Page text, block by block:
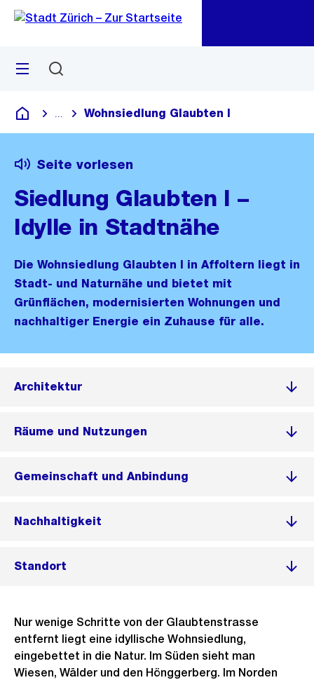
Navigation
Sprunglink
Menü
Deutsch
Blende alle Breadcrumbs ein
Wohnsiedlung Glaubten I
Seite vorlesen
Siedlung Glaubten I –
Idylle in Stadtnähe
Die Wohnsiedlung Glaubten I in Affoltern liegt in
Stadt- und Naturnähe und bietet mit
Grünflächen, modernisierten Wohnungen und
nachhaltiger Energie ein Zuhause für alle.
Architektur
Räume und Nutzungen
Gemeinschaft und Anbindung
Nachhaltigkeit
Standort
Nur wenige Schritte von der Glaubtenstrasse
entfernt liegt eine idyllische Wohnsiedlung,
eingebettet in die Natur. Im Süden sieht man
Wiesen, Wälder und den Hönggerberg. Im Norden